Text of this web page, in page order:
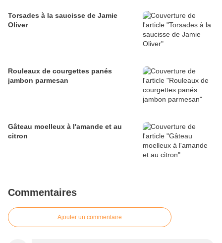
Torsades à la saucisse de Jamie
Oliver
Rouleaux de courgettes panés
jambon parmesan
Gâteau moelleux à l'amande et au
citron
Commentaires
Ajouter un commentaire